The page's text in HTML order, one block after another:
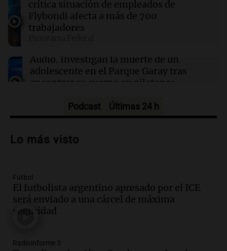
Naranjos 9 y consolida su liderazgo en Barrio
Gral. Paz
16:36 Fútbol
Nahuel Molina llegó a Italia para unirse a la
Roma y fue recibido con locura
crítica situación de empleados de
Flybondi afecta a más de 700
trabajadores
Audio. Investigan la muerte de un
adolescente en el Parque Garay tras
encontrar su cuerpo en piletones
Audio.Investigan la muerte de un
Fe Capital
peligrosos y cuál es la responsabilidad
de los dueños
Viva la Radio
Audio.Detienen a dos hombres tras
Podcast Últimas 24 h
Lo más visto
Fútbol
El futbolista argentino apresado por el ICE
será enviado a una cárcel de máxima
seguridad
Radioinforme 3